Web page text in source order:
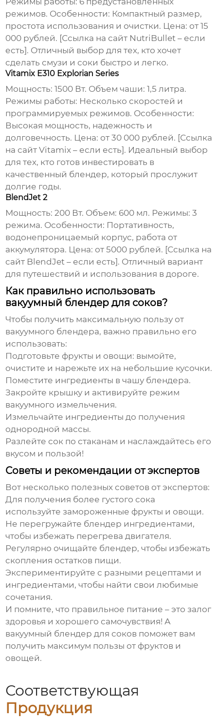
режимов. Особенности: Компактный размер,
простота использования и очистки. Цена: от 15
000 рублей. [Ссылка на сайт NutriBullet – если
есть]. Отличный выбор для тех, кто хочет
сделать смузи и соки быстро и легко.
Vitamix E310 Explorian Series
Мощность: 1500 Вт. Объем чаши: 1,5 литра.
Режимы работы: Несколько скоростей и
программируемых режимов. Особенности:
Высокая мощность, надежность и
долговечность. Цена: от 30 000 рублей. [Ссылка
на сайт Vitamix – если есть]. Идеальный выбор
для тех, кто готов инвестировать в
качественный блендер, который прослужит
долгие годы.
BlendJet 2
Мощность: 200 Вт. Объем: 600 мл. Режимы: 3
режима. Особенности: Портативность,
водонепроницаемый корпус, работа от
аккумулятора. Цена: от 5000 рублей. [Ссылка на
сайт BlendJet – если есть]. Отличный вариант
для путешествий и использования в дороге.
Как правильно использовать
вакуумный блендер для соков?
Чтобы получить максимальную пользу от
вакуумного блендера, важно правильно его
использовать:
Подготовьте фрукты и овощи: вымойте,
очистите и нарежьте их на небольшие кусочки.
Поместите ингредиенты в чашу блендера.
Закройте крышку и активируйте режим
вакуумного измельчения.
Измельчайте ингредиенты до получения
однородной массы.
Разлейте сок по стаканам и наслаждайтесь его
вкусом и пользой!
Советы и рекомендации от экспертов
Вот несколько полезных советов от экспертов:
Для получения более густого сока
используйте замороженные фрукты и овощи.
Не перегружайте блендер ингредиентами,
чтобы избежать перегрева двигателя.
Регулярно очищайте блендер, чтобы избежать
скопления остатков пищи.
Экспериментируйте с разными рецептами и
ингредиентами, чтобы найти свои любимые
сочетания.
И помните, что правильное питание – это залог
здоровья и хорошего самочувствия! А
вакуумный блендер для соков поможет вам
получить максимум пользы от фруктов и
овощей.
Соответствующая
Продукция